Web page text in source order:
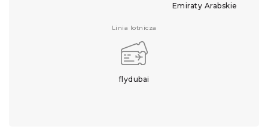
Emiraty Arabskie
Linia lotnicza
flydubai